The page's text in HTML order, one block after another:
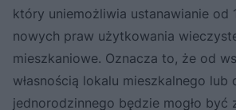
który uniemożliwia ustanawianie od
nowych praw użytkowania
mieszkaniowe. Oznacza to, że od
własnością lokalu mieszkalnego lub
jednorodzinnego będzie mogło być